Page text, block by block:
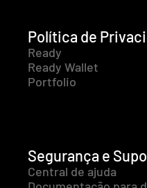
Política de
Ready
Ready Wallet
Portfolio
Segurança e
Central de ajuda